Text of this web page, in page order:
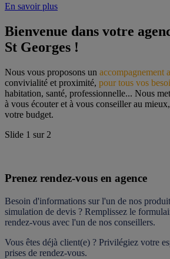
En savoir plus
Bienvenue dans votre
St Georges !
Nous vous proposons un accompagnement
convivialité et proximité, pour tous vos
habitation, santé, professionnelle... Nous
à vous écouter et à vous conseiller au
votre budget.
Slide 1 sur 2
Prenez rendez-vous en agence
Besoin d'informations sur l'un de nos
simulation de devis ? Remplissez le
rendez-vous avec l'un de nos conseillers.
Vous êtes déjà client(e) ? Privilégiez votre
prises de rendez-vous.